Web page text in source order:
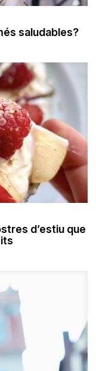
saludables?
d’estiu que